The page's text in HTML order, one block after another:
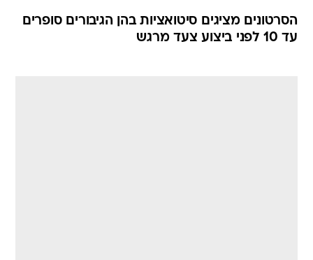
הסרטונים מציגים סיטואציות בהן הגיבורים סופרים
עד 10 לפני ביצוע צעד מרגש